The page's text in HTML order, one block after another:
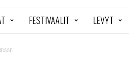
FESTIVAALIT LEVYT